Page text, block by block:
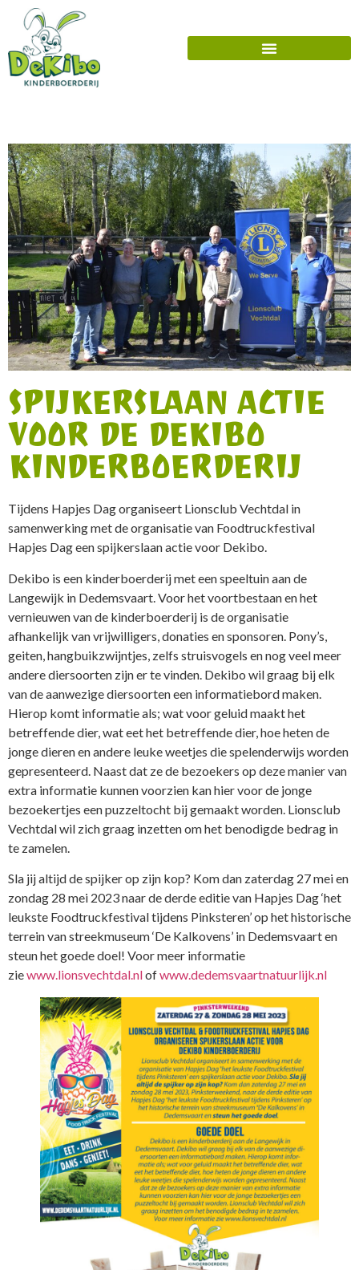
SPIJKERSLAAN ACTIE
VOOR DE DEKIBO
KINDERBOERDERIJ
Tijdens Hapjes Dag organiseert Lionsclub Vechtdal in
samenwerking met de organisatie van Foodtruckfestival
Hapjes Dag een spijkerslaan actie voor Dekibo.
Dekibo is een kinderboerderij met een speeltuin aan de
Langewijk in Dedemsvaart. Voor het voortbestaan en het
vernieuwen van de kinderboerderij is de organisatie
afhankelijk van vrijwilligers, donaties en sponsoren. Pony’s,
geiten, hangbuikzwijntjes, zelfs struisvogels en nog veel meer
andere diersoorten zijn er te vinden. Dekibo wil graag bij elk
van de aanwezige diersoorten een informatiebord maken.
Hierop komt informatie als; wat voor geluid maakt het
betreffende dier, wat eet het betreffende dier, hoe heten de
jonge dieren en andere leuke weetjes die spelenderwijs worden
gepresenteerd. Naast dat ze de bezoekers op deze manier van
extra informatie kunnen voorzien kan hier voor de jonge
bezoekertjes een puzzeltocht bij gemaakt worden. Lionsclub
Vechtdal wil zich graag inzetten om het benodigde bedrag in
te zamelen.
Sla jij altijd de spijker op zijn kop? Kom dan zaterdag 27 mei en
zondag 28 mei 2023 naar de derde editie van Hapjes Dag ‘het
leukste Foodtruckfestival tijdens Pinksteren’ op het historische
terrein van streekmuseum ‘De Kalkovens’ in Dedemsvaart en
steun het goede doel! Voor meer informatie
ziewww.lionsvechtdal.nlofwww.dedemsvaartnatuurlijk.nl